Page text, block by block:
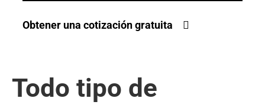
Obtener una cotización gratuita
Todo tipo de